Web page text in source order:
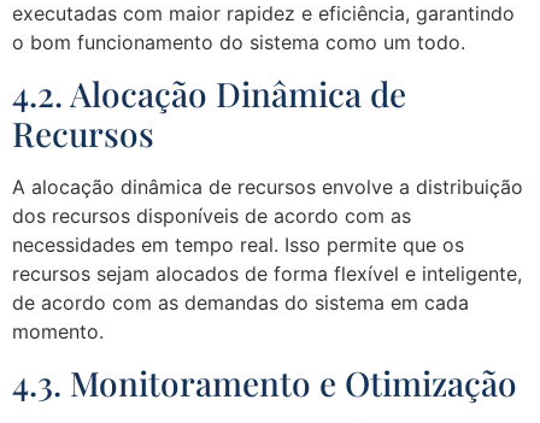
executadas com maior rapidez e eficiência, garantindo
o bom funcionamento do sistema como um todo.
4.2. Alocação Dinâmica de
Recursos
A alocação dinâmica de recursos envolve a distribuição
dos recursos disponíveis de acordo com as
necessidades em tempo real. Isso permite que os
recursos sejam alocados de forma flexível e inteligente,
de acordo com as demandas do sistema em cada
momento.
4.3. Monitoramento e Otimização